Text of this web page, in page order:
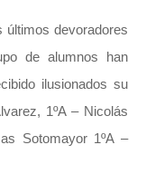
devoradores
de alumnos han
ilusionados su
1ºA – Nicolás
Sotomayor 1ºA –